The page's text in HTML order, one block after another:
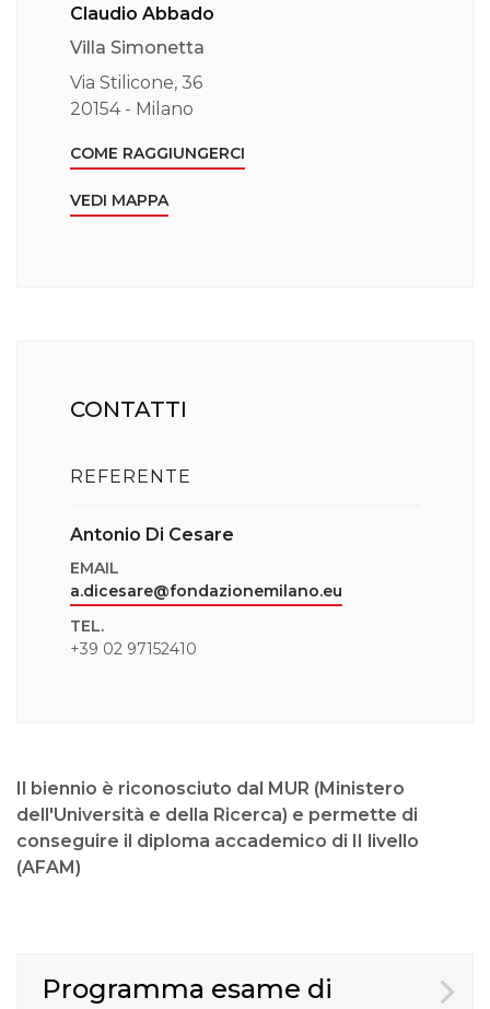
Claudio Abbado
Villa Simonetta
Via Stilicone, 36
20154 - Milano
COME RAGGIUNGERCI
VEDI MAPPA
CONTATTI
REFERENTE
Antonio Di Cesare
EMAIL
a.dicesare@fondazionemilano.eu
TEL.
+39 02 97152410
Il biennio è riconosciuto dal MUR (Ministero
dell'Università e della Ricerca) e permette di
conseguire il diploma accademico di II livello
(AFAM)
Programma esame di